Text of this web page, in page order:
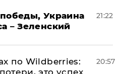
Украина
– Зеленский
21:22
по Wildberries:
это успех
20:57